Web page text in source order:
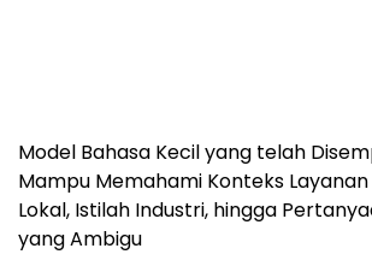
Model Bahasa Kecil yang telah
Mampu Memahami Konteks
Lokal, Istilah Industri, hingga
yang Ambigu